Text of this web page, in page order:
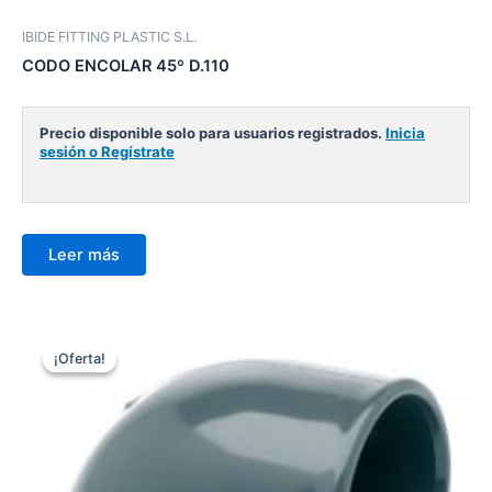
IBIDE FITTING PLASTIC S.L.
CODO ENCOLAR 45º D.110
Precio disponible solo para usuarios registrados. Inicia
sesión o Regístrate
Leer más
¡Oferta!
¡Oferta!